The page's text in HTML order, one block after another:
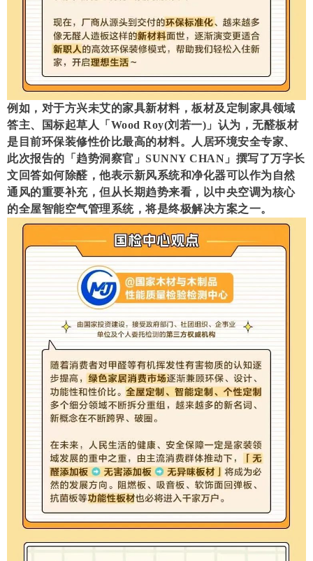
例如，对于方兴未艾的家具新材料，板材及定制家具领域
答主、国标起草人「Wood Roy(刘若一)」认为，无醛板材
是目前环保装修性价比最高的材料。人居环境安全专家、
此次报告的「趋势洞察官」SUNNY CHAN」撰写了万字长
文回答如何除醛，他表示新风系统和净化器可以作为自然
通风的重要补充，但从长期趋势来看，以中央空调为核心
的全屋智能空气管理系统，将是终极解决方案之一。